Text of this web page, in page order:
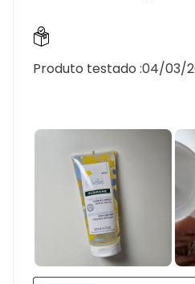
Produto testado :04/03/